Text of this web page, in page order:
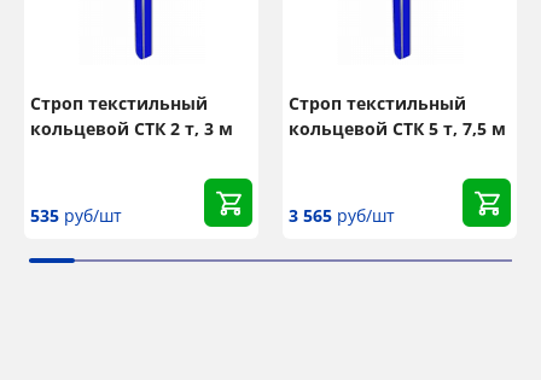
Строп текстильный
кольцевой СТК 2 т, 3 м
535 руб/шт
Строп текстильный
кольцевой СТК 5 т, 7,5 м
3 565 руб/шт